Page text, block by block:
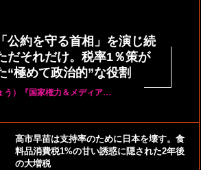
公約を守る首相」を演じ続
だそれだけ。税率1％策が
“極めて政治的”な役割
う）『国家権力＆メディア…
高市早苗は支持率のために日本を壊す。食
料品消費税1%の甘い誘惑に隠された2年後
の大増税